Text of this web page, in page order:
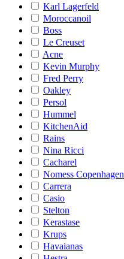
Karl Lagerfeld
Moroccanoil
Boss
Le Creuset
Acne
Kevin Murphy
Fred Perry
Oakley
Persol
Hummel
KitchenAid
Rains
Nina Ricci
Cacharel
Nomess Copenhagen
Carrera
Casio
Stelton
Kerastase
Krups
Havaianas